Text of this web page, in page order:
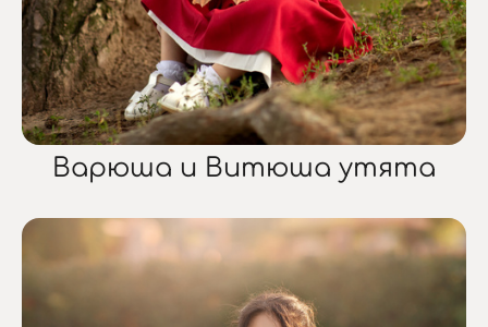
Варюша и Витюша утята